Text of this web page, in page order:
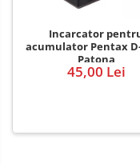
Incarcator
acumulator Pentax D-
Patona
45,00 Lei